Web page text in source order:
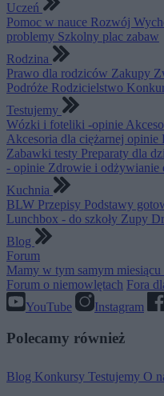
Uczeń
Pomoc w nauce Rozwój
problemy Szkolny plac zabaw
Rodzina
Prawo dla rodziców Zakupy
Podróże Rodzicielstwo
Testujemy
Wózki i foteliki -opinie
Akcesoria dla ciężarnej opinie
Zabawki testy Preparaty dla
- opinie Zdrowie i odżywianie
Kuchnia
BLW Przepisy Podstawy
Lunchbox - do szkoły Zupy
Blog
Forum
Mamy w tym samym miesiącu
Forum o niemowlętach Fora
YouTube
Instagram
Polecamy również
Blog Konkursy Testujemy O